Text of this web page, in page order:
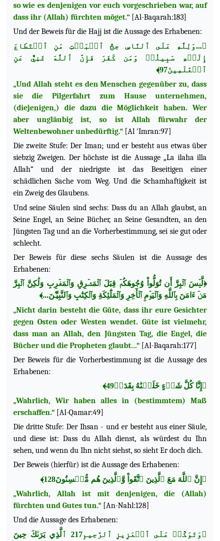
so wie es denjenigen vor euch vorgeschrieben war, auf
dass ihr (Allah) fürchten möget.“[Al-Baqarah:183]
Und der Beweis für die Hajj ist die Aussage des Erhabenen:
﴿...وَلِلَّهِ عَلَى ٱلنَّاسِ حِجُّ ٱلۡبَيۡتِ مَنِ ٱسۡتَطَاعَ
إِلَيۡهِ سَبِيلٗاۚ وَمَن كَفَرَ فَإِنَّ ٱللَّهَ غَنِيٌّ عَنِ
ٱلۡعَٰلَمِينَ97﴾
„Und Allah steht es den Menschen gegenüber zu, dass
sie die Pilgerfahrt zum Hause unternehmen,
(diejenigen,) die dazu die Möglichkeit haben. Wer
aber ungläubig ist, so ist Allah fürwahr der
Weltenbewohner unbedürftig.“[Al 'Imran:97]
Die zweite Stufe: Der Iman; und er besteht aus etwas über
siebzig Zweigen. Der höchste ist die Aussage „La ilaha illa
Allah“ und der niedrigste ist das Beseitigen einer
schädlichen Sache vom Weg. Und die Schamhaftigkeit ist
ein Zweig des Glaubens.
Und seine Säulen sind sechs: Dass du an Allah glaubst, an
Seine Engel, an Seine Bücher, an Seine Gesandten, an den
Jüngsten Tag und an die Vorherbestimmung, sei sie gut oder
schlecht.
Der Beweis für diese sechs Säulen ist die Aussage des
Erhabenen:
﴿لَّيۡسَ ٱلۡبِرَّ أَن تُوَلُّواْ وُجُوهَكُمۡ قِبَلَ ٱلۡمَشۡرِقِ وَٱلۡمَغۡرِبِ وَلَٰكِنَّ ٱلۡبِرَّ
مَنۡ ءَامَنَ بِٱللَّهِ وَٱلۡيَوۡمِ ٱلۡأٓخِرِ وَٱلۡمَلَٰٓئِكَةِ وَٱلۡكِتَٰبِ وَٱلنَّبِيِّـۧنَ...﴾
„Nicht darin besteht die Güte, dass ihr eure Gesichter
gegen Osten oder Westen wendet. Güte ist vielmehr,
dass man an Allah, den Jüngsten Tag, die Engel, die
Bücher und die Propheten glaubt...“[Al-Baqarah:177]
Der Beweis für die Vorherbestimmung ist die Aussage des
Erhabenen:
﴿إِنَّا كُلَّ شَيۡءٍ خَلَقۡنَٰهُ بِقَدَرٖ49﴾
„Wahrlich, Wir haben alles in (bestimmtem) Maß
erschaffen.“[Al-Qamar:49]
Die dritte Stufe: Der Ihsan - und er besteht aus einer Säule,
und diese ist: Dass du Allah dienst, als würdest du Ihn
sehen, und wenn du Ihn nicht siehst, so sieht Er doch dich.
Der Beweis (hierfür) ist die Aussage des Erhabenen:
﴿إِنَّ ٱللَّهَ مَعَ ٱلَّذِينَ ٱتَّقَواْ وَّٱلَّذِينَ هُم مُّحۡسِنُونَ128﴾
„Wahrlich, Allah ist mit denjenigen, die (Allah)
fürchten und Gutes tun.“[An-Nahl:128]
Und die Aussage des Erhabenen:
﴿وَتَوَكَّلۡ عَلَى ٱلۡعَزِيزِ ٱلرَّحِيمِ217 ٱلَّذِي يَرَىٰكَ حِينَ